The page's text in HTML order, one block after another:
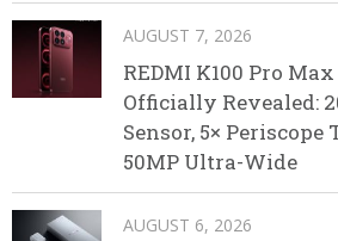
AUGUST 7, 2026
REDMI K100 Pro
Officially Revealed:
Sensor, 5× Periscope
50MP Ultra-Wide
AUGUST 6, 2026